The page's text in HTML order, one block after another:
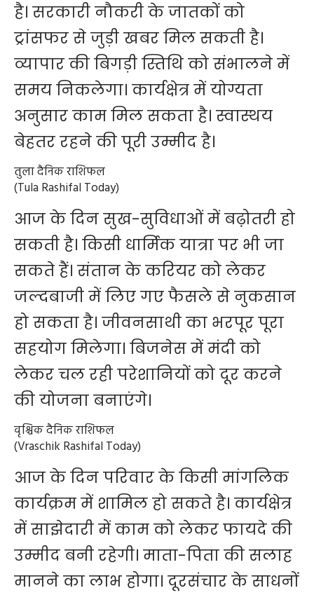
है। सरकारी नौकरी के जातकों को
ट्रांसफर से जुड़ी खबर मिल सकती है।
व्यापार की बिगड़ी स्तिथि को संभालने में
समय निकलेगा। कार्यक्षेत्र में योग्यता
अनुसार काम मिल सकता है। स्वास्थय
बेहतर रहने की पूरी उम्मीद है।
तुला दैनिक राशिफल
(Tula Rashifal Today)
आज के दिन सुख-सुविधाओं में बढ़ोतरी हो
सकती है। किसी धार्मिक यात्रा पर भी जा
सकते हैं। संतान के करियर को लेकर
जल्दबाजी में लिए गए फैसले से नुकसान
हो सकता है। जीवनसाथी का भरपूर पूरा
सहयोग मिलेगा। बिजनेस में मंदी को
लेकर चल रही परेशानियों को दूर करने
की योजना बनाएंगे।
वृश्चिक दैनिक राशिफल
(Vraschik Rashifal Today)
आज के दिन परिवार के किसी मांगलिक
कार्यक्रम में शामिल हो सकते है। कार्यक्षेत्र
में साझेदारी में काम को लेकर फायदे की
उम्मीद बनी रहेगी। माता-पिता की सलाह
मानने का लाभ होगा। दूरसंचार के साधनों